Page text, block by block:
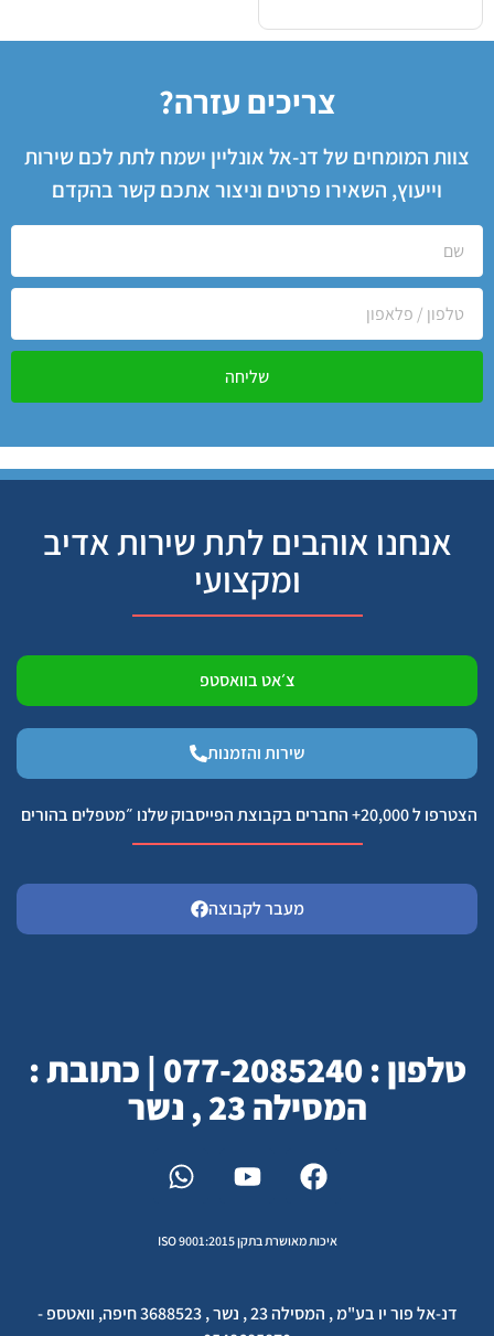
צריכים עזרה?
צוות המומחים של דנ-אל אונליין ישמח לתת לכם שירות
וייעוץ, השאירו פרטים וניצור אתכם קשר בהקדם
שליחה
אנחנו אוהבים לתת שירות אדיב
ומקצועי
צ׳אט בוואסטפ
שירות והזמנות
הצטרפו ל 20,000+ החברים בקבוצת הפייסבוק שלנו ״מטפלים בהורים
מעבר לקבוצה
טלפון : 077-2085240 | כתובת :
המסילה 23 , נשר
איכות מאושרת בתקן ISO 9001:2015
דנ-אל פור יו בע"מ , המסילה 23 , נשר , 3688523 חיפה, וואטספ -